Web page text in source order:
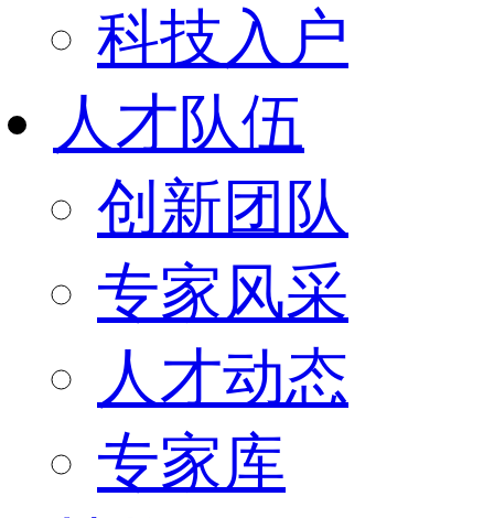
科技入户
人才队伍
创新团队
专家风采
人才动态
专家库